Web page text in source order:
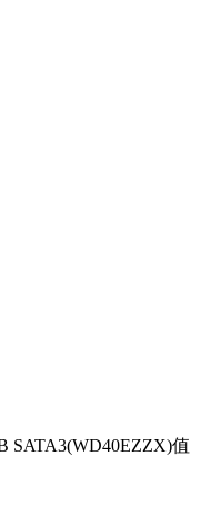
SATA3(WD40EZZX)值